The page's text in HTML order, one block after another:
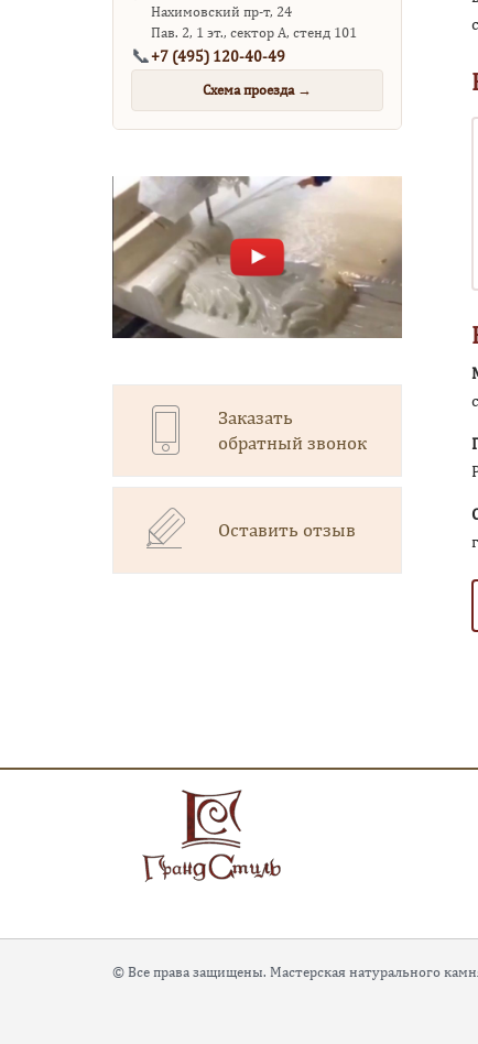
Нахимовский пр-т, 24
Пав. 2, 1 эт., сектор А, стенд 101
📞+7 (495) 120-40-49
Схема проезда →
Заказать
обратный звонок
Оставить отзыв
© Все права защищены. Мастерская натурального